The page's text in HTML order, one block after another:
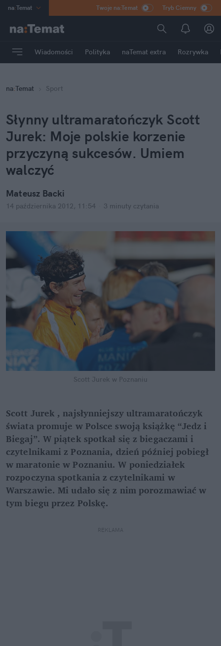
na:Temat
Poland
mama
Rozrywka
Twoje na:Temat Tryb Ciemny
Wiadomości Polityka naTemat extra Rozrywka
na:Temat Sport
Słynny ultramaratończyk Scott
Jurek: Moje polskie korzenie
przyczyną sukcesów. Umiem
walczyć
Mateusz Backi
14 października 2012, 11:54 3 minuty czytania
Scott Jurek w Poznaniu
Scott Jurek , najsłynniejszy ultramaratończyk
świata promuje w Polsce swoją książkę “Jedz i
Biegaj”. W piątek spotkał się z biegaczami i
czytelnikami z Poznania, dzień później pobiegł
w maratonie w Poznaniu. W poniedziałek
rozpoczyna spotkania z czytelnikami w
Warszawie. Mi udało się z nim porozmawiać w
tym biegu przez Polskę.
REKLAMA